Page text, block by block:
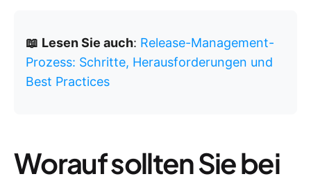
📖 Lesen Sie auch: Release-Management-
Prozess: Schritte, Herausforderungen und
Best Practices
Worauf sollten Sie bei